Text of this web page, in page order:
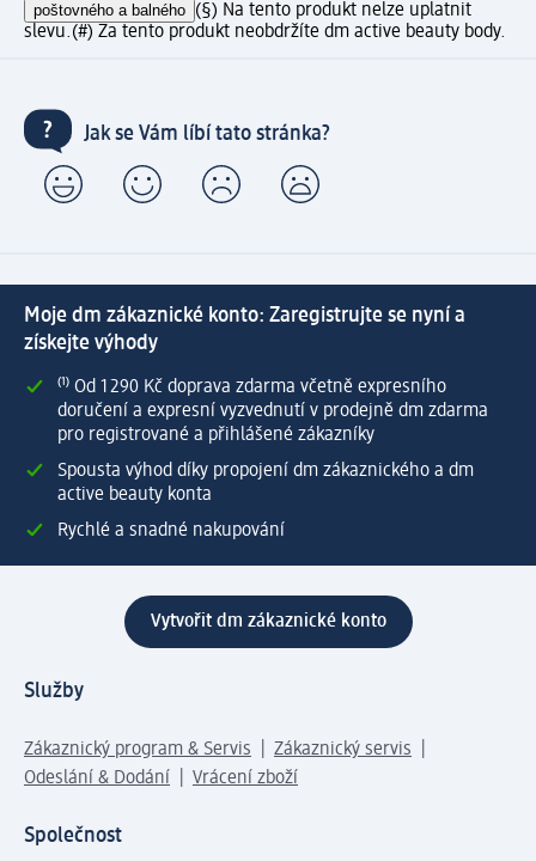
poštovného a balného (§) Na tento produkt nelze uplatnit
slevu.(#) Za tento produkt neobdržíte dm active beauty body.
Jak se Vám líbí tato stránka?
Moje dm zákaznické konto: Zaregistrujte se nyní a
získejte výhody
⁽¹⁾ Od 1 290 Kč doprava zdarma včetně expresního
doručení a expresní vyzvednutí v prodejně dm zdarma
pro registrované a přihlášené zákazníky
Spousta výhod díky propojení dm zákaznického a dm
active beauty konta
Rychlé a snadné nakupování
Vytvořit dm zákaznické konto
Služby
Zákaznický program & Servis
Zákaznický servis
Odeslání & Dodání
Vrácení zboží
Společnost